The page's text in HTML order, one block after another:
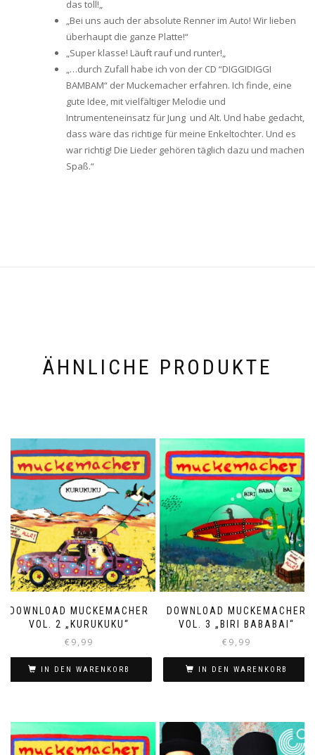
das toll!„
„Bei uns auch der absolute Renner im Auto! Wir lieben
überhaupt die ganze Platte!“
„Super klasse! Läuft rauf und runter!„
„…durch Zufall habe ich von der CD “DIGGIDIGGI
BAMBAM“ der Muckemacher erfahren. Ich finde, eine
gute Idee, mit vielfältiger Melodie und
Intrumenteneinsatz für Jung und Alt. Und habe gedacht,
dass wäre das richtige für meine Enkeltochter. Und es
war richtig! Die Lieder gehören täglich dazu und machen
Spaß.“
ÄHNLICHE PRODUKTE
DOWNLOAD MUCKEMACHER
VOL. 2 „KURUKUKU“
€9,99
IN DEN WARENKORB
DOWNLOAD MUCKEMACHER
VOL. 3 „BIRI BABABAI“
€9,99
IN DEN WARENKORB